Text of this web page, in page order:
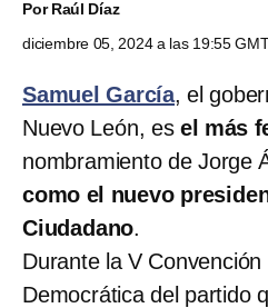
PorRaúl Díaz
diciembre 05, 2024 a las 19:55
Samuel García, el
Nuevo León, es el más
nombramiento de Jorge
como el nuevo
Ciudadano.
Durante la V Convención
Democrática del partido